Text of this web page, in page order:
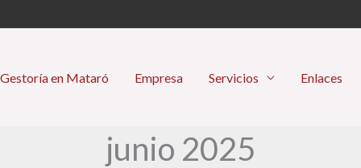
Gestoría en Mataró Empresa Servicios Enlaces
junio 2025